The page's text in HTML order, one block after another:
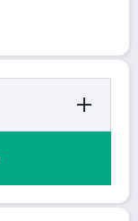
Verhoog de
hoeveelheid
voor